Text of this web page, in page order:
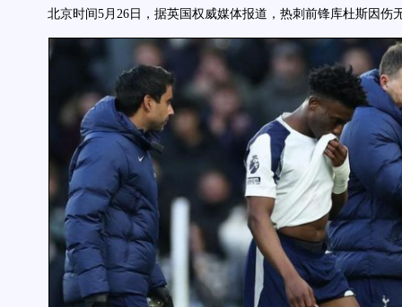
北京时间5月26日，据英国权威媒体报道，热刺前锋库杜斯因伤